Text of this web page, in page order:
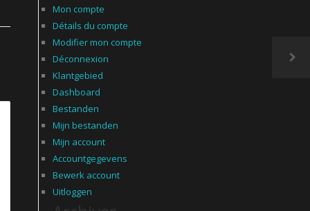
Mon compte
Détails du compte
Modifier mon compte
Déconnexion
Klantgebied
Dashboard
Bestanden
Mijn bestanden
Mijn account
Accountgegevens
Bewerk account
Uitloggen